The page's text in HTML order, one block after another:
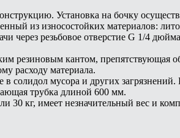
Установка на бочку
из износостойких материалов:
через резьбовое отверстие G 1/4
резиновым кантом,
расходу материала.
солидол мусора и других
трубка длиной 600 мм.
30 кг, имеет незначительный вес и